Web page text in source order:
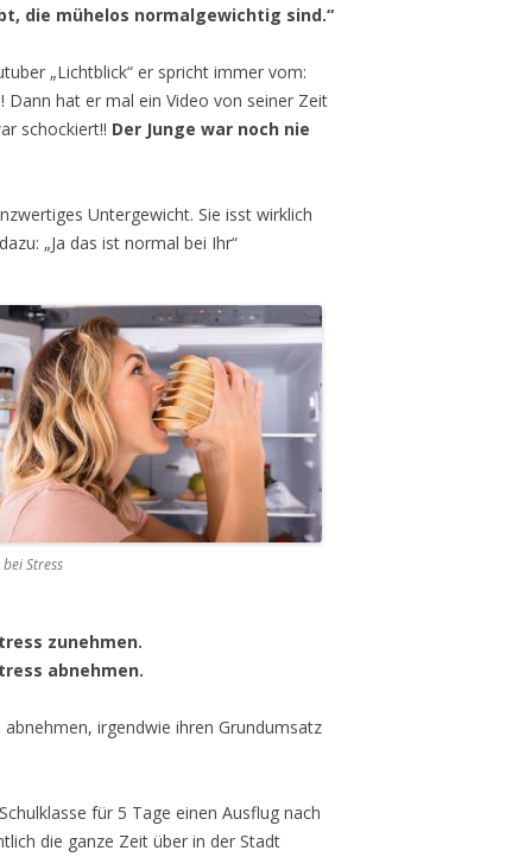
die mühelos normalgewichtig sind.“
„Lichtblick“ er spricht immer vom:
Dann hat er mal ein Video von seiner Zeit
schockiert!! Der Junge war noch nie
Untergewicht. Sie isst wirklich
„Ja das ist normal bei Ihr“
bei Stress
zunehmen.
abnehmen.
irgendwie ihren Grundumsatz
für 5 Tage einen Ausflug nach
die ganze Zeit über in der Stadt